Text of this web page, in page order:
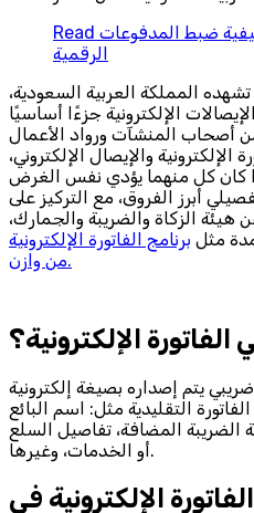
Read ضبط المدفوعات
الرقمية
المملكة العربية السعودية،
الإلكترونية جزءًا أساسيًا
أصحاب المنشآت ورواد الأعمال
والإيصال الإلكتروني،
أبرز الفروق، مع التركيز على
هيئة الزكاة والضريبة والجمارك،
مثل برنامج الفاتورة الإلكترونية
من وازن.
الفاتورة الإلكترونية؟
يتم إصداره بصيغة إلكترونية
التقليدية مثل: اسم البائع
الضريبة المضافة، تفاصيل السلع
أو الخدمات، وغيرها.
الإلكترونية في